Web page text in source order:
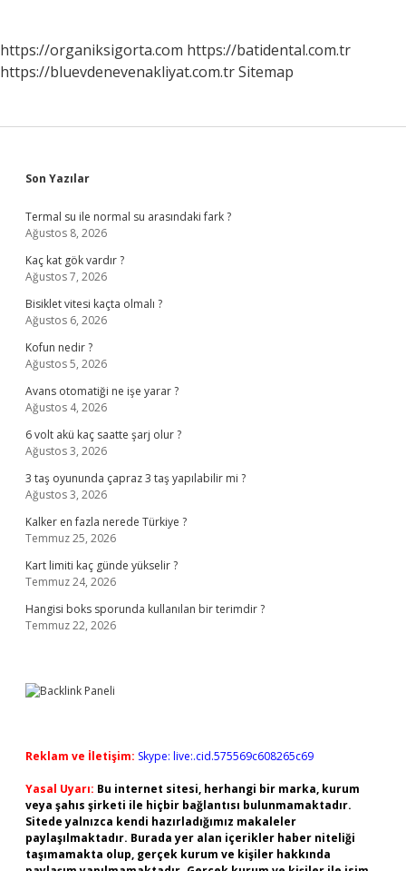
https://organiksigorta.com https://batidental.com.tr
https://bluevdenevenakliyat.com.trSitemap
Sidebar
Son Yazılar
Termal su ile normal su arasındaki fark ?
Ağustos 8, 2026
Kaç kat gök vardır ?
Ağustos 7, 2026
Bisiklet vitesi kaçta olmalı ?
Ağustos 6, 2026
Kofun nedir ?
Ağustos 5, 2026
Avans otomatiği ne işe yarar ?
Ağustos 4, 2026
6 volt akü kaç saatte şarj olur ?
Ağustos 3, 2026
3 taş oyununda çapraz 3 taş yapılabilir mi ?
Ağustos 3, 2026
Kalker en fazla nerede Türkiye ?
Temmuz 25, 2026
Kart limiti kaç günde yükselir ?
Temmuz 24, 2026
Hangisi boks sporunda kullanılan bir terimdir ?
Temmuz 22, 2026
Reklam ve İletişim: Skype: live:.cid.575569c608265c69
Yasal Uyarı: Bu internet sitesi, herhangi bir marka, kurum
veya şahıs şirketi ile hiçbir bağlantısı bulunmamaktadır.
Sitede yalnızca kendi hazırladığımız makaleler
paylaşılmaktadır. Burada yer alan içerikler haber niteliği
taşımamakta olup, gerçek kurum ve kişiler hakkında